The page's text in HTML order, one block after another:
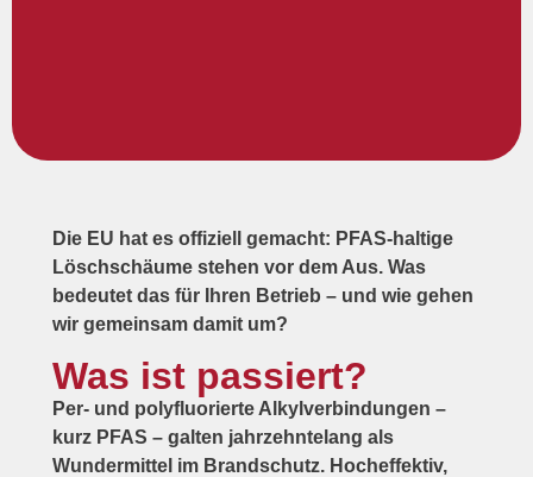
Die EU hat es offiziell gemacht: PFAS-haltige
Löschschäume stehen vor dem Aus. Was
bedeutet das für Ihren Betrieb – und wie gehen
wir gemeinsam damit um?
Was ist passiert?
Per- und polyfluorierte Alkylverbindungen –
kurz PFAS – galten jahrzehntelang als
Wundermittel im Brandschutz. Hocheffektiv,